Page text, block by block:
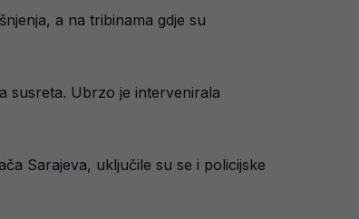
a na tribinama gdje su
susreta. Ubrzo je intervenirala
Sarajeva, uključile su se i policijske